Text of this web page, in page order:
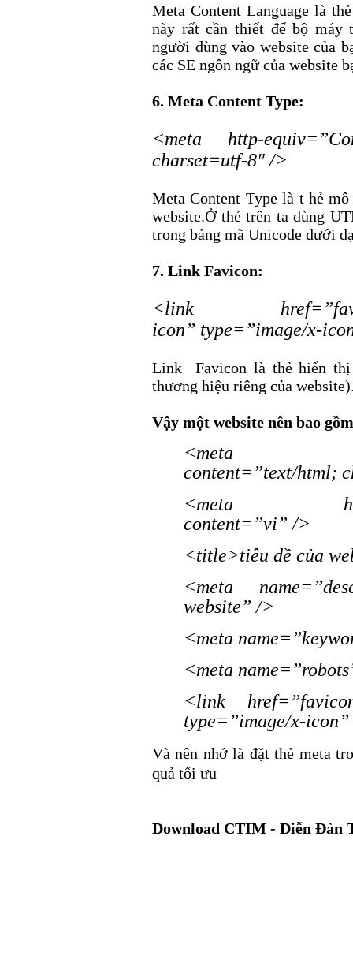
Meta Content Language là
này rất cần thiết để bộ máy
người dùng vào website của
các SE ngôn ngữ của website
6. Meta Content Type:
<meta http-
charset=utf-8″ />
Meta Content Type là t hẻ
website.Ở thẻ trên ta dùng
trong bảng mã Unicode dưới
7. Link Favicon:
<link
icon” type=”image/x-
Link Favicon là thẻ hiển thị
thương hiệu riêng của
Vậy một website nên bao
<meta http-
content=”text/html;
<meta http-
content=”vi” />
<title>tiêu đề của
<meta
website” />
<meta
<meta
<link
type=”image/x-
Và nên nhớ là đặt thẻ meta
quả tối ưu
Download CTIM - Diễn Đàn